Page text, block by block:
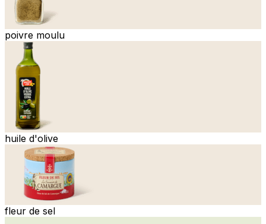
poivre moulu
huile d'olive
fleur de sel